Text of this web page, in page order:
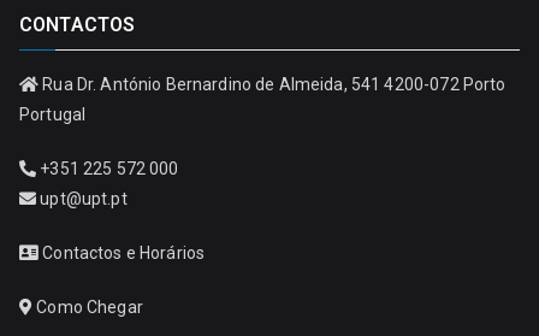
CONTACTOS
Rua Dr. António Bernardino de Almeida, 541 4200-072 Porto
Portugal
+351 225 572 000
upt@upt.pt
Contactos e Horários
Como Chegar